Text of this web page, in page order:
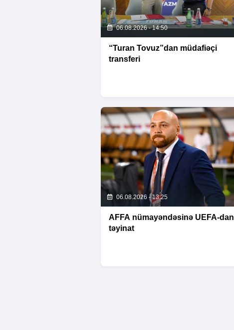
06.08.2026 - 14:50
“Turan Tovuz”dan müdafiəçi
transferi
06.08.2026 - 13:25
AFFA nümayəndəsinə UEFA-dan
təyinat